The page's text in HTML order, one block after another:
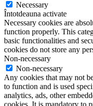
Necessary
Întotdeauna activate
Necessary cookies are
function properly. This
basic functionalities and
cookies do not store any
Non-necessary
Non-necessary
Any cookies that may not
to function and is used
analytics, ads, other
cookies. It is mandatory to